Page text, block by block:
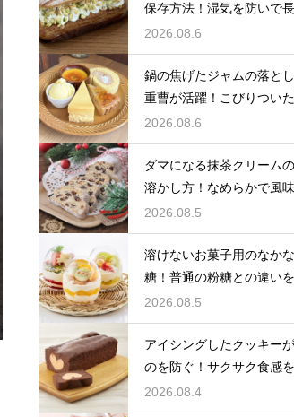
保存方法！湿気を防いで
せるコツ
2026.08.6
鍋の焦げたジャムの落と
重曹が活躍！こびりつい
綺麗に落としてピカピカに
2026.08.6
ダマになる抹茶クリーム
溶かし方！なめらかで風
クリームを作る
2026.08.5
溶けないお菓子用のなか
糖！普通の粉糖との違い
説
2026.08.5
アイシングしたクッキー
のを防ぐ！サクサク食感
技
2026.08.4